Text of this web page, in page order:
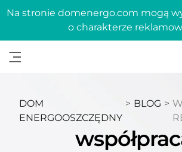
Na stronie domenergo.com mogą
o charakterze
DOM
ENERGOOSZCZĘDNY
> BLOG >